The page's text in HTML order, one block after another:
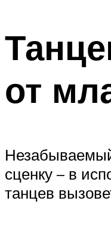
от
сценку – в
танцев